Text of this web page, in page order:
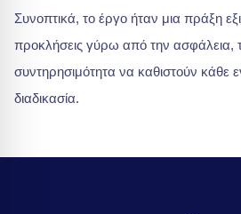
Συνοπτικά, το έργο ήταν μια πράξη
προκλήσεις γύρω από την ασφάλεια,
συντηρησιμότητα να καθιστούν κάθε
διαδικασία.